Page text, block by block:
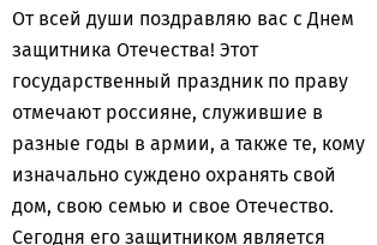
От всей души поздравляю вас с Днем
защитника Отечества! Этот
государственный праздник по праву
отмечают россияне, служившие в
разные годы в армии, а также те, кому
изначально суждено охранять свой
дом, свою семью и свое Отечество.
Сегодня его защитником является